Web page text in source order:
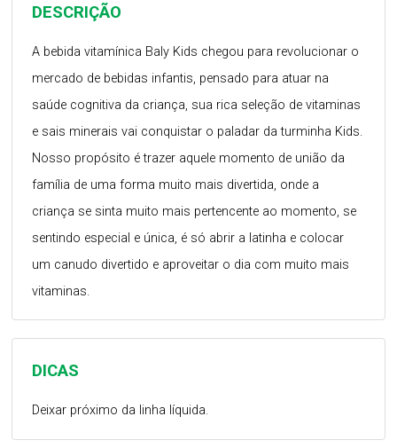
DICAS
Deixar próximo da linha líquida.
DESCRIÇÃO
A bebida vitamínica Baly Kids chegou para revolucionar o
mercado de bebidas infantis, pensado para atuar na
saúde cognitiva da criança, sua rica seleção de vitaminas
e sais minerais vai conquistar o paladar da turminha Kids.
Nosso propósito é trazer aquele momento de união da
família de uma forma muito mais divertida, onde a
criança se sinta muito mais pertencente ao momento, se
sentindo especial e única, é só abrir a latinha e colocar
um canudo divertido e aproveitar o dia com muito mais
vitaminas.